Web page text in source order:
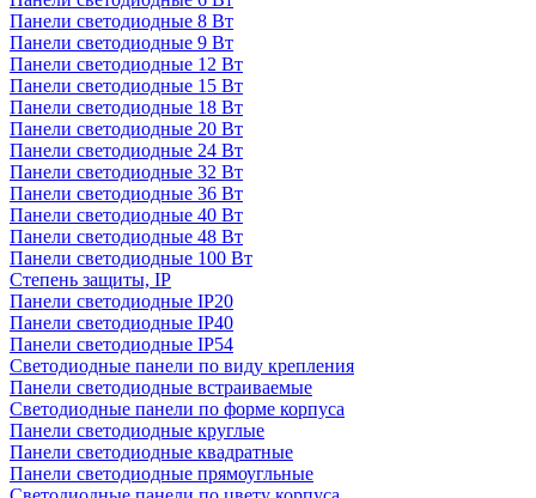
Панели светодиодные 8 Вт
Панели светодиодные 9 Вт
Панели светодиодные 12 Вт
Панели светодиодные 15 Вт
Панели светодиодные 18 Вт
Панели светодиодные 20 Вт
Панели светодиодные 24 Вт
Панели светодиодные 32 Вт
Панели светодиодные 36 Вт
Панели светодиодные 40 Вт
Панели светодиодные 48 Вт
Панели светодиодные 100 Вт
Степень защиты, IP
Панели светодиодные IP20
Панели светодиодные IP40
Панели светодиодные IP54
Светодиодные панели по виду крепления
Панели светодиодные встраиваемые
Светодиодные панели по форме корпуса
Панели светодиодные круглые
Панели светодиодные квадратные
Панели светодиодные прямоугльные